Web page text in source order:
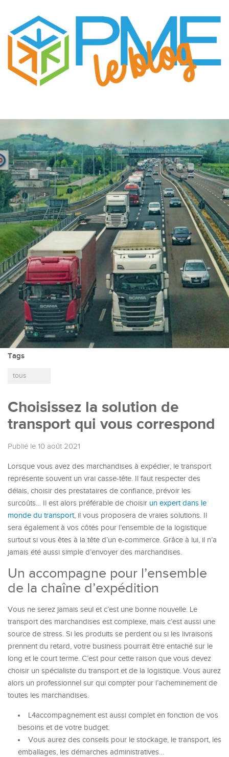
Tags
tous
Choisissez la solution de
transport qui vous correspond
Publié le 10 août 2021
Lorsque vous avez des marchandises à expédier, le transport
représente souvent un vrai casse-tête. Il faut respecter des
délais, choisir des prestataires de confiance, prévoir les
surcoûts… Il est alors préférable de choisir un expert dans le
monde du transport, il vous proposera de vraies solutions. Il
sera également à vos côtés pour l’ensemble de la logistique
surtout si vous êtes à la tête d’un e-commerce. Grâce à lui, il n’a
jamais été aussi simple d’envoyer des marchandises.
Un accompagne pour l’ensemble
de la chaîne d’expédition
Vous ne serez jamais seul et c’est une bonne nouvelle. Le
transport des marchandises est complexe, mais c’est aussi une
source de stress. Si les produits se perdent ou si les livraisons
prennent du retard, votre business pourrait être entaché sur le
long et le court terme. C’est pour cette raison que vous devez
choisir un spécialiste du transport et de la logistique. Vous aurez
alors un professionnel sur qui compter pour l’acheminement de
toutes les marchandises.
L4accompagnement est aussi complet en fonction de vos
besoins et de votre budget.
Vous aurez des conseils pour le stockage, le transport, les
emballages, les démarches administratives…